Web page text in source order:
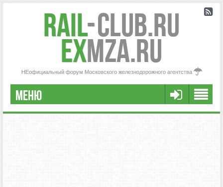
Rail-Club.RU
exMZA.RU
НЕофициальный форум Московского железнодорожного агентства
МЕНЮ
РЕГИСТРАЦИЯ